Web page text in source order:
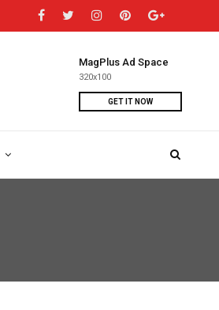
MagPlus Ad Space
320x100
GET IT NOW